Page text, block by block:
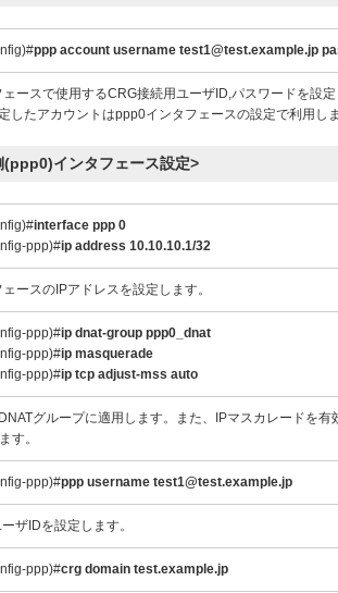
ppp account username test1@test.example.jp
ースで使用するCRG接続用ユーザID,パスワードを設定
したアカウントはppp0インタフェースの設定で利用しま
(ppp0)インタフェース設定>
interface ppp 0
ppp)#ip address 10.10.10.1/32
ースのIPアドレスを設定します。
ppp)#ip dnat-group ppp0_dnat
ppp)#ip masquerade
ppp)#ip tcp adjust-mss auto
グループに適用します。また、IPマスカレードを
す。
ppp)#ppp username test1@test.example.jp
ザIDを設定します。
ppp)#crg domain test.example.jp